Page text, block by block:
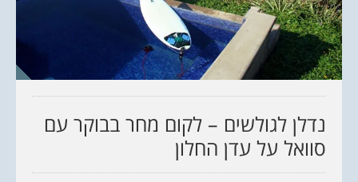
נדלן לגולשים – לקום מחר בבוקר עם
סוואל על עדן החלון